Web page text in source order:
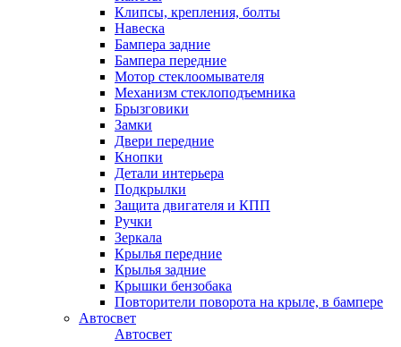
Клипсы, крепления, болты
Навеска
Бампера задние
Бампера передние
Мотор стеклоомывателя
Механизм стеклоподъемника
Брызговики
Замки
Двери передние
Кнопки
Детали интерьера
Подкрылки
Защита двигателя и КПП
Ручки
Зеркала
Крылья передние
Крылья задние
Крышки бензобака
Повторители поворота на крыле, в бампере
Автосвет
Автосвет